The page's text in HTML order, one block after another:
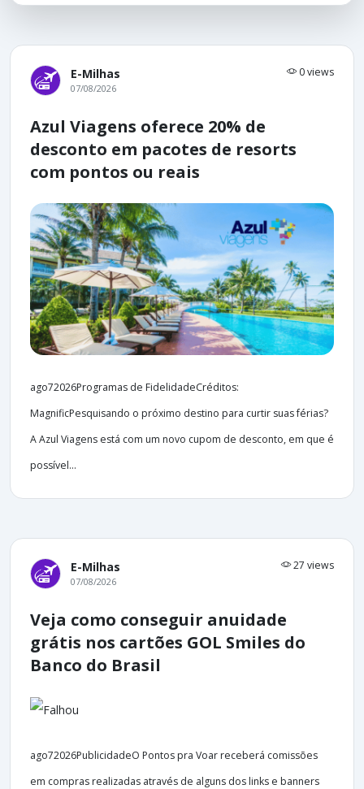
E-Milhas 0 views
07/08/2026
Azul Viagens oferece 20% de
desconto em pacotes de resorts
com pontos ou reais
ago72026Programas de FidelidadeCréditos:
MagnificPesquisando o próximo destino para curtir suas férias?
A Azul Viagens está com um novo cupom de desconto, em que é
possível...
E-Milhas 27 views
07/08/2026
Veja como conseguir anuidade
grátis nos cartões GOL Smiles do
Banco do Brasil
ago72026PublicidadeO Pontos pra Voar receberá comissões
em compras realizadas através de alguns dos links e banners